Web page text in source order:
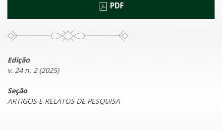
PDF
Edição
v. 24 n. 2 (2025)
Seção
ARTIGOS E RELATOS DE PESQUISA